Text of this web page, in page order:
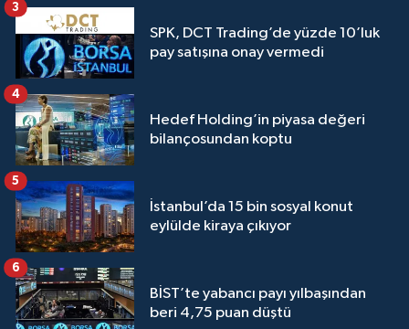
SPK, DCT Trading’de yüzde 10’luk
pay satışına onay vermedi
3
Hedef Holding’in piyasa değeri
bilançosundan koptu
4
İstanbul’da 15 bin sosyal konut
eylülde kiraya çıkıyor
5
BİST’te yabancı payı yılbaşından
beri 4,75 puan düştü
6